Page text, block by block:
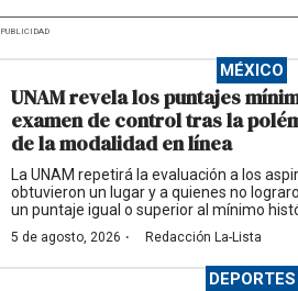
PUBLICIDAD
MÉXICO
UNAM revela los puntajes
examen de control tras la
de la modalidad en línea
La UNAM repetirá la evaluación a los
obtuvieron un lugar y a quienes no
un puntaje igual o superior al mínimo
5 de agosto, 2026 · Redacción La-Lista
DEPORTES